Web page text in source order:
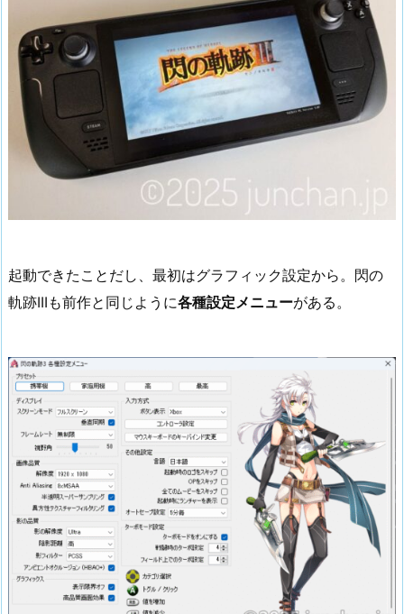
起動できたことだし、最初はグラフィック設定から。閃の
軌跡IIIも前作と同じように各種設定メニューがある。